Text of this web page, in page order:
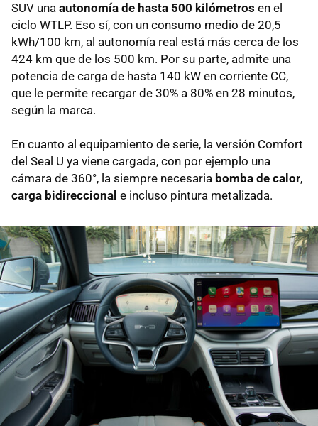
SUV una autonomía de hasta 500 kilómetros en el
ciclo WTLP. Eso sí, con un consumo medio de 20,5
kWh/100 km, al autonomía real está más cerca de los
424 km que de los 500 km. Por su parte, admite una
potencia de carga de hasta 140 kW en corriente CC,
que le permite recargar de 30% a 80% en 28 minutos,
según la marca.
En cuanto al equipamiento de serie, la versión Comfort
del Seal U ya viene cargada, con por ejemplo una
cámara de 360°, la siempre necesaria bomba de calor,
carga bidireccional e incluso pintura metalizada.